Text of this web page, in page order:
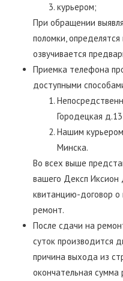
курьером;
При обращении
поломки,
озвучивается
Приемка телефона
доступными
Городецкая д.13
Нашим
Минска.
Во всех выше
вашего Дексп Иксион
квитанцию-договор
ремонт.
После сдачи на
суток производится
причина выхода из
окончательная сумма